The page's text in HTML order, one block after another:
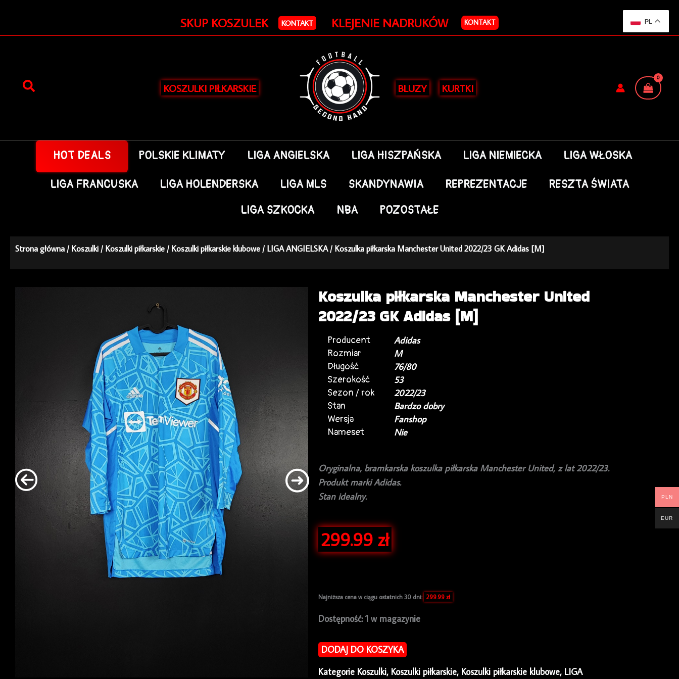
treści
SKUP KOSZULEK KONTAKT KLEJENIE NADRUKÓW KONTAKT
KOSZULKI PIŁKARSKIE BLUZY KURTKI
HOT DEALS POLSKIE KLIMATY LIGA ANGIELSKA LIGA HISZPAŃSKA LIGA NIEMIECKA LIGA WŁOSKA
LIGA FRANCUSKA LIGA HOLENDERSKA LIGA MLS SKANDYNAWIA REPREZENTACJE
RESZTA ŚWIATA
LIGA SZKOCKA
NBA POZOSTAŁE
Strona główna /Koszulki /Koszulki piłkarskie /Koszulki piłkarskie klubowe /LIGA ANGIELSKA/ Koszulka piłkarska Manchester United 2022/23 GK Adidas [M]
Koszulka piłkarska Manchester United
2022/23 GK Adidas [M]
Producent
Adidas
Rozmiar
M
Długość
76/80
Szerokość
53
Sezon / rok
2022/23
Stan
Bardzo dobry
Wersja
Fanshop
Nameset
Nie
Oryginalna, bramkarska koszulka piłkarska Manchester United, z lat 2022/23.
Produkt marki Adidas.
Stan idealny.
299.99 zł
Najniższa cena w ciągu ostatnich 30 dni: 299.99 zł
Dostępność: 1 w magazynie
ilość
piłkarska
Manchester
United
DODAJ DO KOSZYKA
Kategorie Koszulki, Koszulki piłkarskie, Koszulki piłkarskie klubowe, LIGA
PL
PLN
EUR